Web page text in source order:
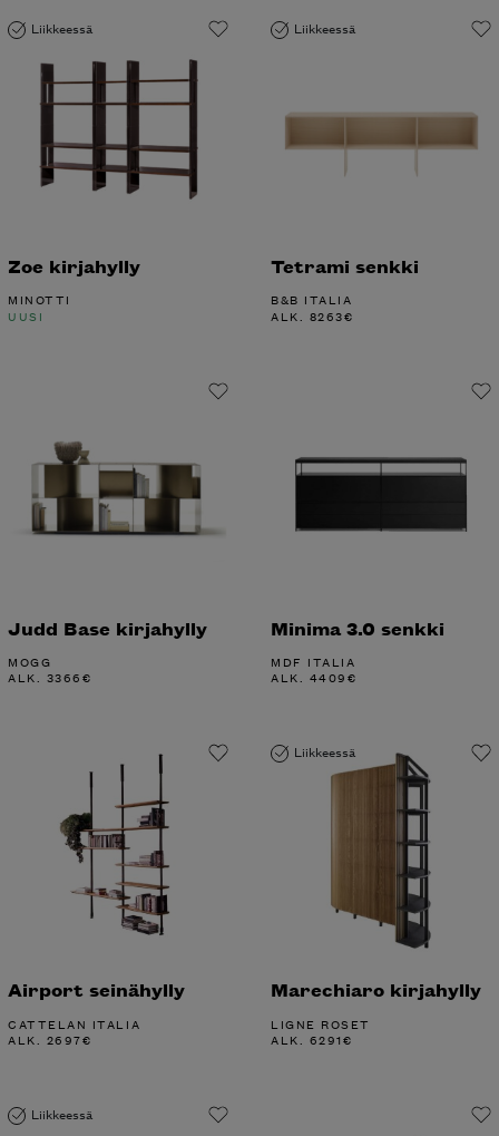
Liikkeessä
Zoe kirjahylly
MINOTTI
UUSI
Liikkeessä
Tetrami senkki
B&B ITALIA
ALK. 8263€
Judd Base kirjahylly
MOGG
ALK. 3366€
Minima 3.0 senkki
MDF ITALIA
ALK. 4409€
Airport seinähylly
CATTELAN ITALIA
ALK. 2697€
Liikkeessä
Marechiaro kirjahylly
LIGNE ROSET
ALK. 6291€
Liikkeessä